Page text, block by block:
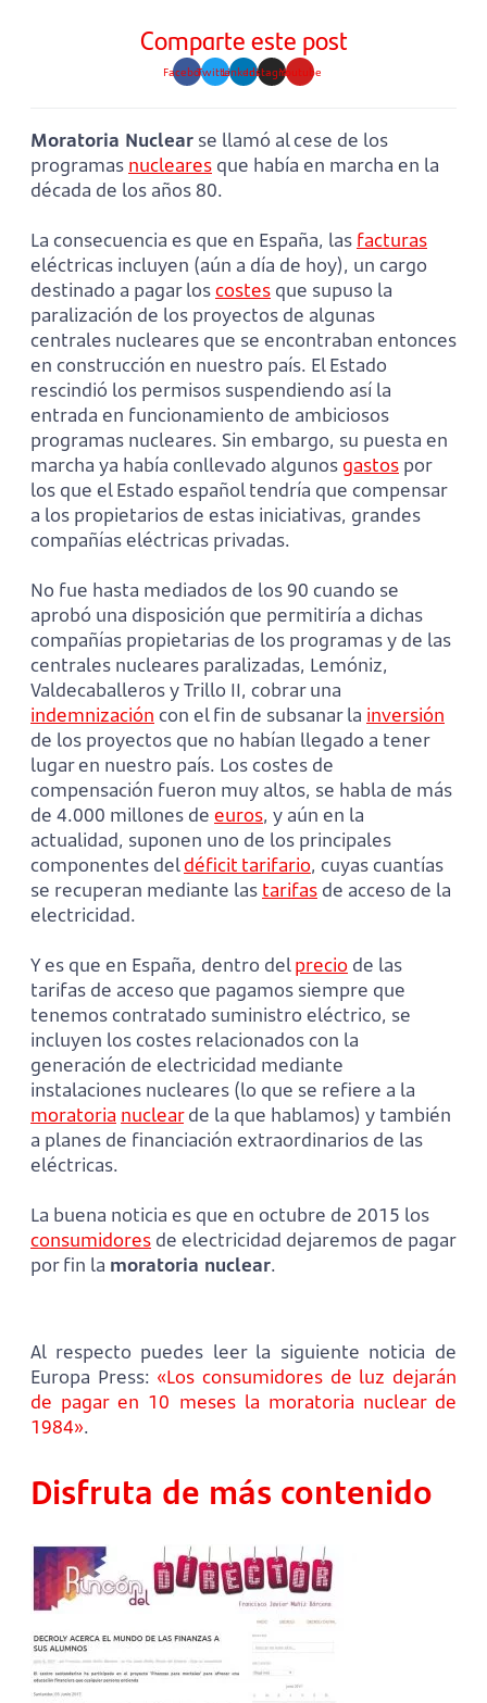
Comparte este post
FacebookTwitterLinkedinInstagramYoutube
Moratoria Nuclear se llamó al cese de los
programas nucleares que había en marcha en la
década de los años 80.
La consecuencia es que en España, las facturas
eléctricas incluyen (aún a día de hoy), un cargo
destinado a pagar loscostes que supuso la
paralización de los proyectos de algunas
centrales nucleares que se encontraban entonces
en construcción en nuestro país. El Estado
rescindió los permisos suspendiendo así la
entrada en funcionamiento de ambiciosos
programas nucleares. Sin embargo, su puesta en
marcha ya había conllevado algunos gastos por
los que el Estado español tendría que compensar
a los propietarios de estas iniciativas, grandes
compañías eléctricas privadas.
No fue hasta mediados de los 90 cuando se
aprobó una disposición que permitiría a dichas
compañías propietarias de los programas y de las
centrales nucleares paralizadas, Lemóniz,
Valdecaballeros y Trillo II, cobrar una
indemnización con el fin de subsanar la inversión
de los proyectos que no habían llegado a tener
lugar en nuestro país. Los costes de
compensación fueron muy altos, se habla de más
de 4.000 millones de euros, y aún en la
actualidad, suponen uno de los principales
componentes deldéficit tarifario, cuyas cuantías
se recuperan mediante las tarifas de acceso de la
electricidad.
Y es que en España, dentro delprecio de las
tarifas de acceso que pagamos siempre que
tenemos contratado suministro eléctrico, se
incluyen los costes relacionados con la
generación de electricidad mediante
instalaciones nucleares (lo que se refiere a la
moratoria nuclearde la que hablamos) y también
a planes de financiación extraordinarios de las
eléctricas.
La buena noticia es que en octubre de 2015 los
consumidores de electricidad dejaremos de pagar
por fin la moratoria nuclear.
Al respecto puedes leer la siguiente noticia de
Europa Press: «Los consumidores de luz dejarán
de pagar en 10 meses la moratoria nuclear de
1984».
Disfruta de más contenido